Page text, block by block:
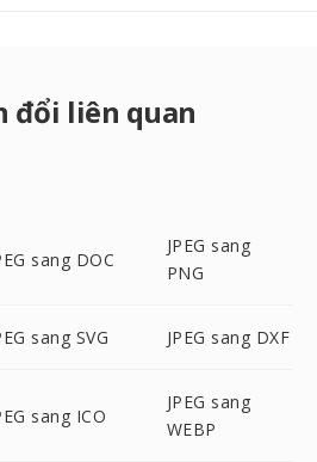
đổi liên quan
sang DOC
JPEG sang
PNG
sang SVG JPEG sang DXF
sang ICO
JPEG sang
WEBP